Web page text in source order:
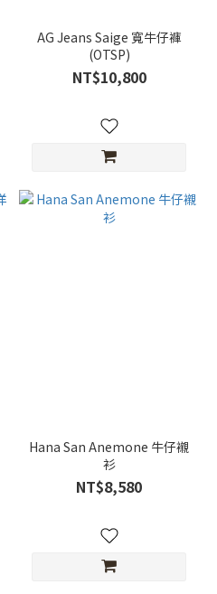
AG Jeans Saige 寬牛仔褲
(OTSP)
NT$10,800
Hana San Anemone 牛仔襯
衫
NT$8,580